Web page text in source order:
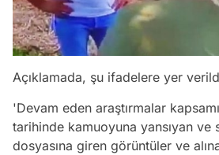
Açıklamada, şu ifadelere yer
'Devam eden araştırmalar
tarihinde kamuoyuna yansıyan ve
dosyasına giren görüntüler ve